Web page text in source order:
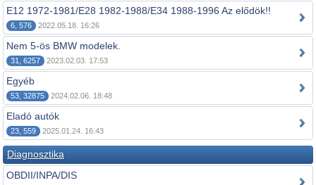
E12 1972-1981/E28 1982-1988/E34 1988-1996 Az elődök!!
6, 576 2022.05.18. 16:26
Nem 5-ös BMW modelek.
31, 6257 2023.02.03. 17:53
Egyéb
53, 32875 2024.02.06. 18:48
Eladó autók
23, 559 2025.01.24. 16:43
Diagnosztika
OBDII/INPA/DIS